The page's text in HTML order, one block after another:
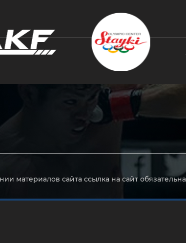
материалов сайта ссылка на сайт обязательна
Enter для поиска или Esc, чтобы закрыть